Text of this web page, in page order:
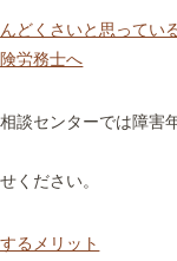
どくさいと思って
労務士へ
談センターでは障害
ください。
るメリット